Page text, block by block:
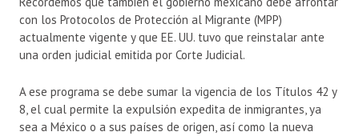
con los Protocolos de Protección al Migrante (MPP)
actualmente vigente y que EE. UU. tuvo que reinstalar ante
una orden judicial emitida por Corte Judicial.
A ese programa se debe sumar la vigencia de los Títulos 42 y
8, el cual permite la expulsión expedita de inmigrantes, ya
sea a México o a sus países de origen, así como la nueva